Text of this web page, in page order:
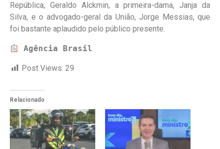
República, Geraldo Alckmin, a primeira-dama, Janja da
Silva, e o advogado-geral da União, Jorge Messias, que
foi bastante aplaudido pelo público presente.
Agência Brasil
Post Views: 29
Relacionado